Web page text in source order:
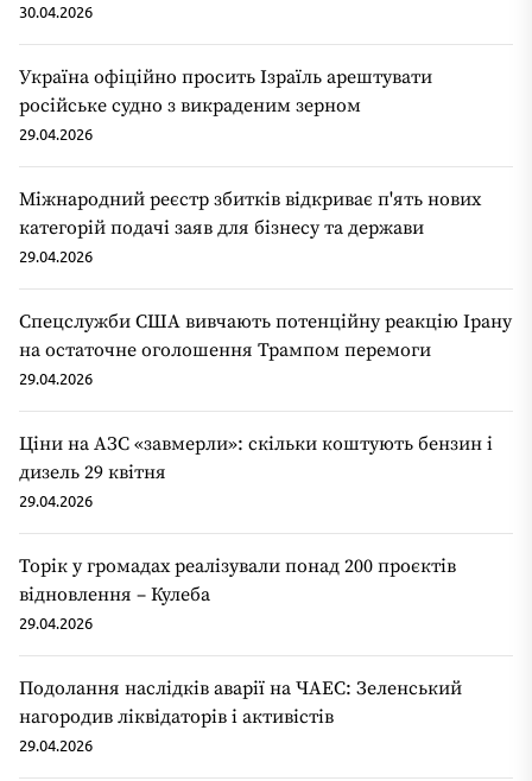
30.04.2026
Україна офіційно просить Ізраїль арештувати
російське судно з викраденим зерном
29.04.2026
Міжнародний реєстр збитків відкриває п'ять нових
категорій подачі заяв для бізнесу та держави
29.04.2026
Спецслужби США вивчають потенційну реакцію Ірану
на остаточне оголошення Трампом перемоги
29.04.2026
Ціни на АЗС «завмерли»: скільки коштують бензин і
дизель 29 квітня
29.04.2026
Торік у громадах реалізували понад 200 проєктів
відновлення – Кулеба
29.04.2026
Подолання наслідків аварії на ЧАЕС: Зеленський
нагородив ліквідаторів і активістів
29.04.2026